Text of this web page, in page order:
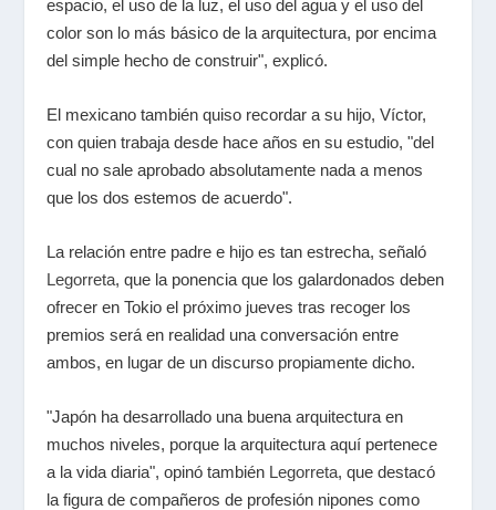
espacio, el uso de la luz, el uso del agua y el uso del
color son lo más básico de la arquitectura, por encima
del simple hecho de construir", explicó.
El mexicano también quiso recordar a su hijo, Víctor,
con quien trabaja desde hace años en su estudio, "del
cual no sale aprobado absolutamente nada a menos
que los dos estemos de acuerdo".
La relación entre padre e hijo es tan estrecha, señaló
Legorreta, que la ponencia que los galardonados deben
ofrecer en Tokio el próximo jueves tras recoger los
premios será en realidad una conversación entre
ambos, en lugar de un discurso propiamente dicho.
"Japón ha desarrollado una buena arquitectura en
muchos niveles, porque la arquitectura aquí pertenece
a la vida diaria", opinó también Legorreta, que destacó
la figura de compañeros de profesión nipones como